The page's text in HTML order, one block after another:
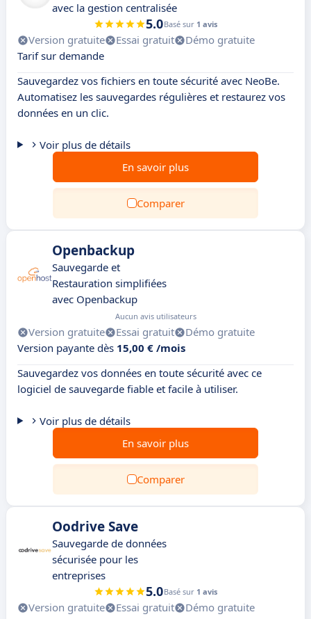
avec la gestion centralisée
5.0Basé sur 1 avis
Version gratuite Essai gratuit
Démo gratuite
Tarif sur demande
Sauvegardez vos fichiers en toute sécurité avec NeoBe.
Automatisez les sauvegardes régulières et restaurez vos
données en un clic.
Voir plus de détails
En savoir plus
Comparer
Openbackup
Sauvegarde et
Restauration simplifiées
avec Openbackup
Aucun avis utilisateurs
Version gratuite Essai gratuit
Démo gratuite
Version payante dès 15,00 € /mois
Sauvegardez vos données en toute sécurité avec ce
logiciel de sauvegarde fiable et facile à utiliser.
Voir plus de détails
En savoir plus
Comparer
Oodrive Save
Sauvegarde de données
sécurisée pour les
entreprises
5.0Basé sur 1 avis
Version gratuite Essai gratuit
Démo gratuite